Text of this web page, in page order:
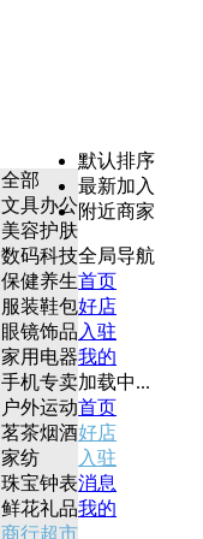
全部
文具办公
美容护肤
数码科技
保健养生
服装鞋包
眼镜饰品
家用电器
手机专卖
户外运动
茗茶烟酒
家纺
珠宝钟表
鲜花礼品
商行超市
默认排序
最新加入
附近商家
全局导航
首页
好店
入驻
我的
加载中...
首页
好店
入驻
消息
我的